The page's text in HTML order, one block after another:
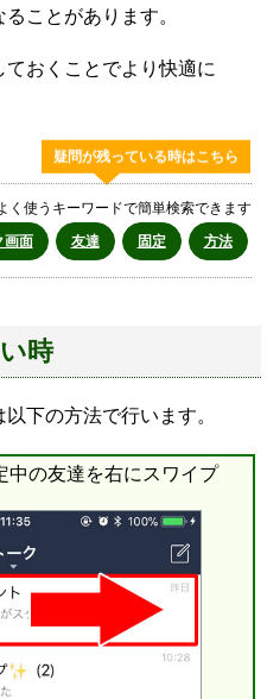
ことがあります。
おくことでより快適に
疑問が残っている時はこちら
く使うキーワードで簡単検索できます
画面
友達 固定 方法
時
下の方法で行います。
中の友達を右にスワイプ